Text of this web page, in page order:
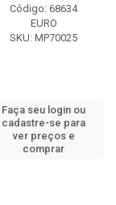
Código: 68634
EURO
SKU: MP70025
Faça seu login ou
cadastre-se para
ver preços e
comprar